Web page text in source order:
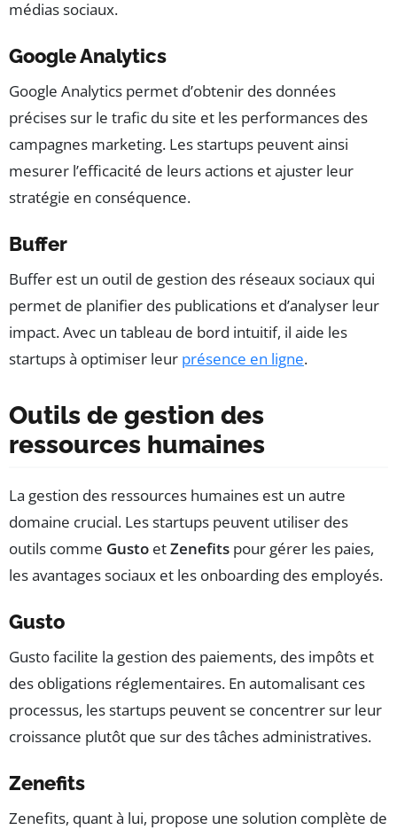
médias sociaux.
Google Analytics
Google Analytics permet d’obtenir des données
précises sur le trafic du site et les performances des
campagnes marketing. Les startups peuvent ainsi
mesurer l’efficacité de leurs actions et ajuster leur
stratégie en conséquence.
Buffer
Buffer est un outil de gestion des réseaux sociaux qui
permet de planifier des publications et d’analyser leur
impact. Avec un tableau de bord intuitif, il aide les
startups à optimiser leur présence en ligne.
Outils de gestion des
ressources humaines
La gestion des ressources humaines est un autre
domaine crucial. Les startups peuvent utiliser des
outils comme Gusto etZenefits pour gérer les paies,
les avantages sociaux et les onboarding des employés.
Gusto
Gusto facilite la gestion des paiements, des impôts et
des obligations réglementaires. En automa­lisant ces
processus, les startups peuvent se concentrer sur leur
croissance plutôt que sur des tâches administratives.
Zenefits
Zenefits, quant à lui, propose une solution complète de